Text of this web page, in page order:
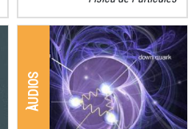
ÀUDIOS